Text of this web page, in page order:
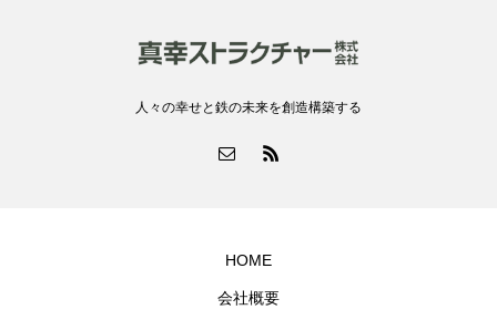
人々の幸せと鉄の未来を創造構築する
HOME
会社概要